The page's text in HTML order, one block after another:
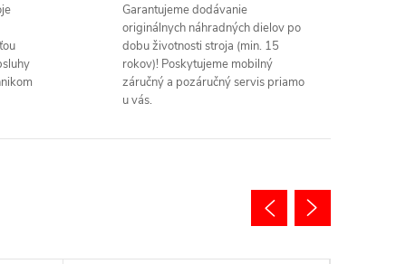
Garantujeme dodávanie
originálnych náhradných dielov po
dobu životnosti stroja (min. 15
rokov)! Poskytujeme mobilný
záručný a pozáručný servis priamo
u vás.